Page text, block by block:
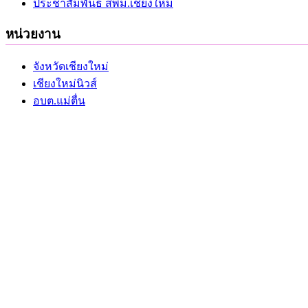
ประชาสัมพันธ์ สพม.เชียงใหม่
หน่วยงาน
จังหวัดเชียงใหม่
เชียงใหม่นิวส์
อบต.แม่ตื่น